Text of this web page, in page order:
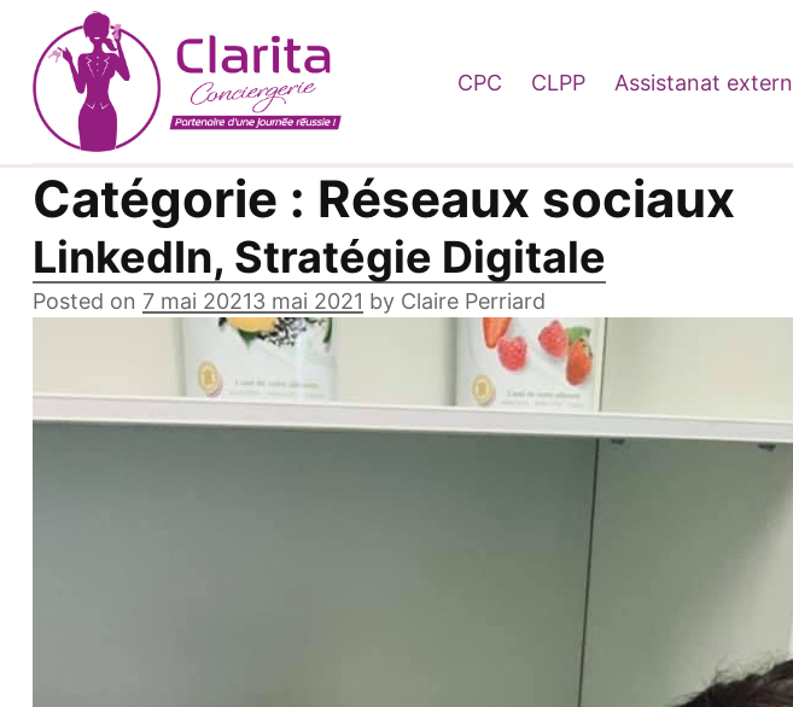
Skip to content
CPC CLPP Assistanat
Catégorie : Réseaux sociaux
LinkedIn, Stratégie Digitale
Posted on 7 mai 20213 mai 2021 by Claire Perriard